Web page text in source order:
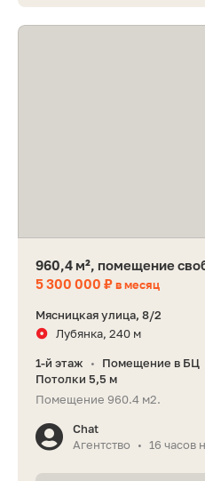
960,4 м², помещение
5 300 000 ₽в месяц
Мясницкая улица, 8/2
Лубянка, 240 м
1-й этаж • Помещение в БЦ
Потолки 5,5 м
Помещение 960.4 м2.
Chat
Агентство
• 16 часов